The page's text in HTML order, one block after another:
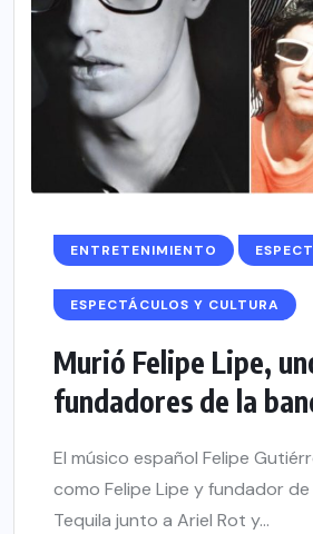
ENTRETENIMIENTO
ESPECTÁCULOS Y CULTURA
Murió Felipe Lipe,
fundadores de la
El músico español Felipe
como Felipe Lipe y fundador
Tequila junto a Ariel Rot y...